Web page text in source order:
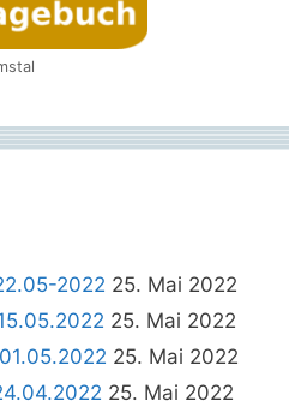
2022 25. Mai 2022
25. Mai 2022
25. Mai 2022
25. Mai 2022